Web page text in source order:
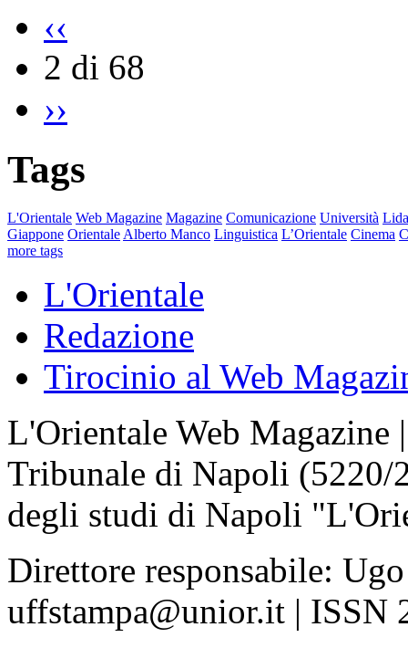
‹‹
2 di 68
››
Tags
L'Orientale Web Magazine Magazine Comunicazione Università
Giappone Orientale Alberto Manco Linguistica L’Orientale Cinema
more tags
L'Orientale
Redazione
Tirocinio al Web
L'Orientale Web Magazine
Tribunale di Napoli
degli studi di Napoli
Direttore responsabile:
uffstampa@unior.it | ISSN